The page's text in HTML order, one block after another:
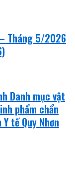
Tháng 5/2026
Danh mục vật
phẩm chẩn
tế Quy Nhơn